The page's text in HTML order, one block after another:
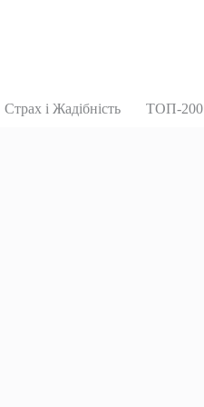
Страх і Жадібність ТОП-200